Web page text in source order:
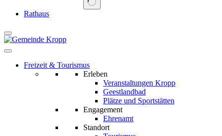
Rathaus
Freizeit & Tourismus
Erleben
Veranstaltungen Kropp
Geestlandbad
Plätze und Sportstätten
Engagement
Ehrenamt
Standort